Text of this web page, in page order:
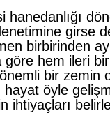
hanedanlığı
girse
birbirinden
göre hem ileri
bir zemin
hayat öyle
ihtiyaçları